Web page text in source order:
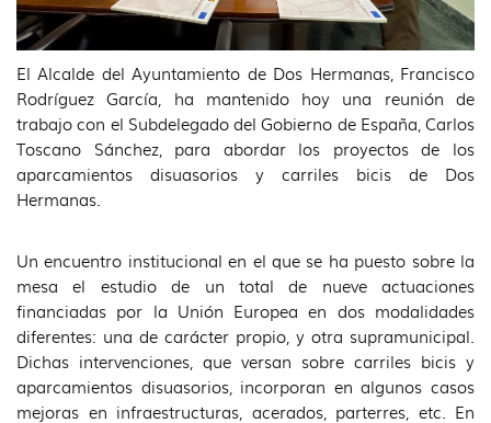
El Alcalde del Ayuntamiento de Dos Hermanas, Francisco
Rodríguez García, ha mantenido hoy una reunión de
trabajo con el Subdelegado del Gobierno de España, Carlos
Toscano Sánchez, para abordar los proyectos de los
aparcamientos disuasorios y carriles bicis de Dos
Hermanas.
Un encuentro institucional en el que se ha puesto sobre la
mesa el estudio de un total de nueve actuaciones
financiadas por la Unión Europea en dos modalidades
diferentes: una de carácter propio, y otra supramunicipal.
Dichas intervenciones, que versan sobre carriles bicis y
aparcamientos disuasorios, incorporan en algunos casos
mejoras en infraestructuras, acerados, parterres, etc. En